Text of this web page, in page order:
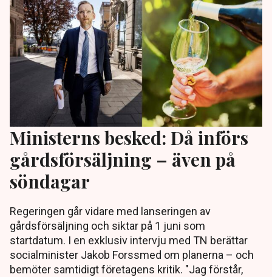
Ministerns besked: Då införs
gårdsförsäljning – även på
söndagar
Regeringen går vidare med lanseringen av
gårdsförsäljning och siktar på 1 juni som
startdatum. I en exklusiv intervju med TN berättar
socialminister Jakob Forssmed om planerna – och
bemöter samtidigt företagens kritik. "Jag förstår,